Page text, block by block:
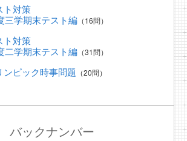
ト対策
三学期末テスト編（16問）
ト対策
二学期末テスト編（31問）
ンピック時事問題 （20問）
バックナンバー